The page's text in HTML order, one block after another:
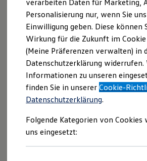
Umbaulösungen und
Auf- und Umbauten
Groß- und Sonderkunden
Großkunden
Kommunen & Behörden
Journalisten
Sportvereine
Branchenlösungen
Bau & Handwerk
Gewerbliche
Service & mobile
Kurier, Logistik & Handel
Feuerwehr
Rettungsdienste
ONE Business ID Vorteile
Fahrzeugsuche & Marktplatz
GmbH |
&
Hier finden Sie
Autohaus Elitzsch
verantwortliche Anbieterin
und Angeboten, die auf
speziell aufgeführt
verarbeiten Daten für Marketing,
Personalisierung nur, wenn Sie
Einwilligung geben. Diese können
Wirkung für die Zukunft im
(Meine Präferenzen verwalten) in
Datenschutzerklärung widerrufen.
Informationen zu unseren
finden Sie in unsererCookie-
Datenschutzerklärung.
Folgende Kategorien von Cookies
uns eingesetzt: